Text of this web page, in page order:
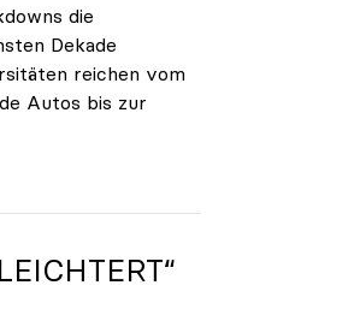
die
Dekade
reichen vom
Autos bis zur